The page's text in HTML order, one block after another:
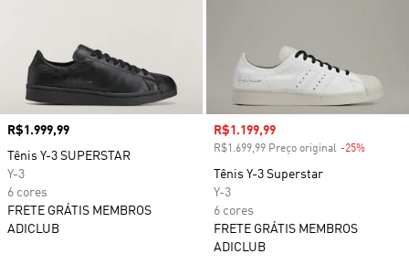
Preço
R$1.999,99
Tênis Y-3 SUPERSTAR
Y-3
6 cores
FRETE GRÁTIS MEMBROS
ADICLUB
Preço com desconto
R$1.199,99
R$1.699,99 Preço original -25%
Tênis Y-3 Superstar
Y-3
6 cores
FRETE GRÁTIS MEMBROS
ADICLUB